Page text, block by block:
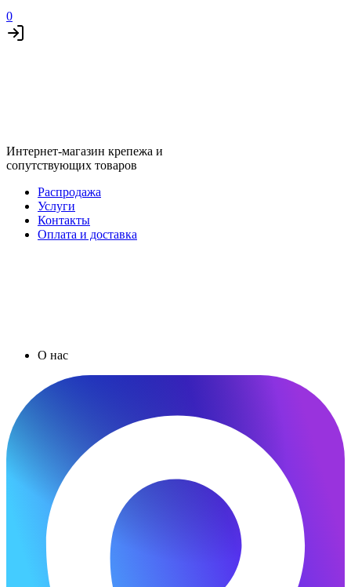
0
Интернет-магазин крепежа и
сопутствующих товаров
Распродажа
Услуги
Контакты
Оплата и доставка
О нас